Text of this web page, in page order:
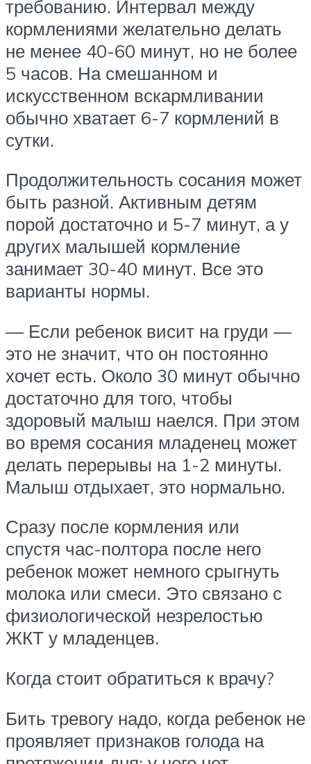
требованию. Интервал между
кормлениями желательно делать
не менее 40-60 минут, но не более
5 часов. На смешанном и
искусственном вскармливании
обычно хватает 6-7 кормлений в
сутки.
Продолжительность сосания может
быть разной. Активным детям
порой достаточно и 5-7 минут, а у
других малышей кормление
занимает 30-40 минут. Все это
варианты нормы.
— Если ребенок висит на груди —
это не значит, что он постоянно
хочет есть. Около 30 минут обычно
достаточно для того, чтобы
здоровый малыш наелся. При этом
во время сосания младенец может
делать перерывы на 1-2 минуты.
Малыш отдыхает, это нормально.
Сразу после кормления или
спустя час-полтора после него
ребенок может немного срыгнуть
молока или смеси. Это связано с
физиологической незрелостью
ЖКТ у младенцев.
Когда стоит обратиться к врачу?
Бить тревогу надо, когда ребенок не
проявляет признаков голода на